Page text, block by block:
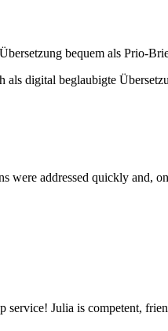
bequem als Prio-
als digital beglaubigte
were addressed quickly and,
service! Julia is competent,